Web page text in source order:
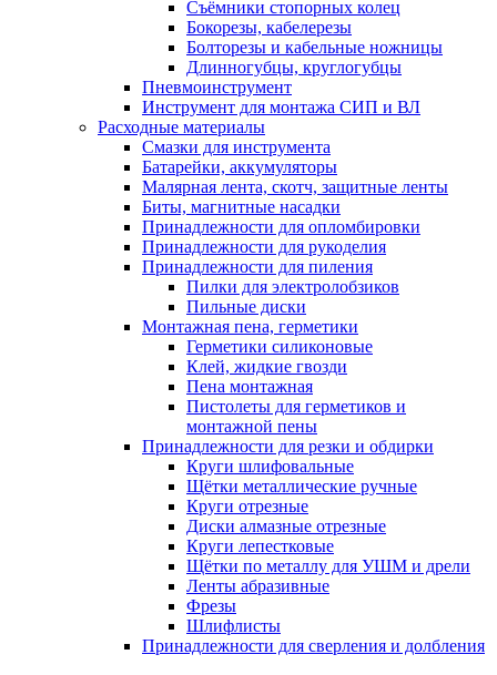
Съёмники стопорных колец
Бокорезы, кабелерезы
Болторезы и кабельные ножницы
Длинногубцы, круглогубцы
Пневмоинструмент
Инструмент для монтажа СИП и ВЛ
Расходные материалы
Смазки для инструмента
Батарейки, аккумуляторы
Малярная лента, скотч, защитные ленты
Биты, магнитные насадки
Принадлежности для опломбировки
Принадлежности для рукоделия
Принадлежности для пиления
Пилки для электролобзиков
Пильные диски
Монтажная пена, герметики
Герметики силиконовые
Клей, жидкие гвозди
Пена монтажная
Пистолеты для герметиков и
монтажной пены
Принадлежности для резки и обдирки
Круги шлифовальные
Щётки металлические ручные
Круги отрезные
Диски алмазные отрезные
Круги лепестковые
Щётки по металлу для УШМ и дрели
Ленты абразивные
Фрезы
Шлифлисты
Принадлежности для сверления и долбления